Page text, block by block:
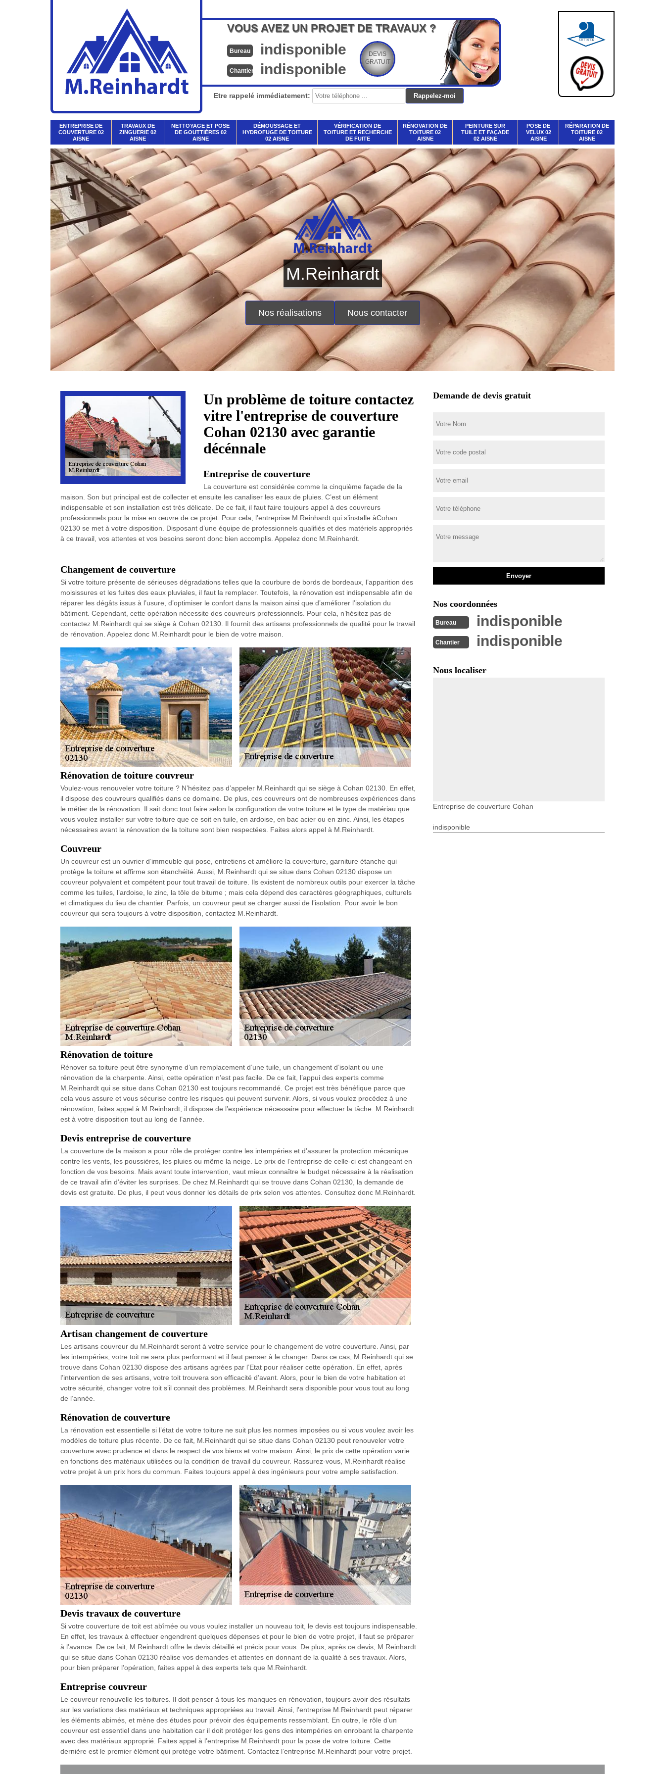
VOUS AVEZ UN PROJET DE TRAVAUX ?
Bureau indisponible
Chantier indisponible
DEVIS
GRATUIT
Etre rappelé immédiatement:
ENTREPRISE DE
COUVERTURE 02
AISNE
TRAVAUX DE
ZINGUERIE 02
AISNE
NETTOYAGE ET POSE
DE GOUTTIÈRES 02
AISNE
DÉMOUSSAGE ET
HYDROFUGE DE TOITURE
02 AISNE
VÉRIFICATION DE
TOITURE ET RECHERCHE
DE FUITE
RÉNOVATION DE
TOITURE 02
AISNE
PEINTURE SUR
TUILE ET FAÇADE
02 AISNE
POSE DE
VELUX 02
AISNE
RÉPARATION DE
TOITURE 02
AISNE
M.Reinhardt
Nos réalisations Nous contacter
Un problème de toiture contactez
vitre l'entreprise de couverture
Cohan 02130 avec garantie
décénnale
Entreprise de couverture
La couverture est considérée comme la cinquième façade de la
maison. Son but principal est de collecter et ensuite les canaliser les eaux de pluies. C’est un élément
indispensable et son installation est très délicate. De ce fait, il faut faire toujours appel à des couvreurs
professionnels pour la mise en œuvre de ce projet. Pour cela, l’entreprise M.Reinhardt qui s’installe àCohan
02130 se met à votre disposition. Disposant d’une équipe de professionnels qualifiés et des matériels appropriés
à ce travail, vos attentes et vos besoins seront donc bien accomplis. Appelez donc M.Reinhardt.
Changement de couverture
Si votre toiture présente de sérieuses dégradations telles que la courbure de bords de bordeaux, l’apparition des
moisissures et les fuites des eaux pluviales, il faut la remplacer. Toutefois, la rénovation est indispensable afin de
réparer les dégâts issus à l’usure, d’optimiser le confort dans la maison ainsi que d’améliorer l’isolation du
bâtiment. Cependant, cette opération nécessite des couvreurs professionnels. Pour cela, n’hésitez pas de
contactez M.Reinhardt qui se siège à Cohan 02130. Il fournit des artisans professionnels de qualité pour le travail
de rénovation. Appelez donc M.Reinhardt pour le bien de votre maison.
Rénovation de toiture couvreur
Voulez-vous renouveler votre toiture ? N’hésitez pas d’appeler M.Reinhardt qui se siège à Cohan 02130. En effet,
il dispose des couvreurs qualifiés dans ce domaine. De plus, ces couvreurs ont de nombreuses expériences dans
le métier de la rénovation. Il sait donc tout faire selon la configuration de votre toiture et le type de matériau que
vous voulez installer sur votre toiture que ce soit en tuile, en ardoise, en bac acier ou en zinc. Ainsi, les étapes
nécessaires avant la rénovation de la toiture sont bien respectées. Faites alors appel à M.Reinhardt.
Couvreur
Un couvreur est un ouvrier d’immeuble qui pose, entretiens et améliore la couverture, garniture étanche qui
protège la toiture et affirme son étanchéité. Aussi, M.Reinhardt qui se situe dans Cohan 02130 dispose un
couvreur polyvalent et compétent pour tout travail de toiture. Ils existent de nombreux outils pour exercer la tâche
comme les tuiles, l’ardoise, le zinc, la tôle de bitume ; mais cela dépend des caractères géographiques, culturels
et climatiques du lieu de chantier. Parfois, un couvreur peut se charger aussi de l’isolation. Pour avoir le bon
couvreur qui sera toujours à votre disposition, contactez M.Reinhardt.
Rénovation de toiture
Rénover sa toiture peut être synonyme d’un remplacement d’une tuile, un changement d’isolant ou une
rénovation de la charpente. Ainsi, cette opération n’est pas facile. De ce fait, l’appui des experts comme
M.Reinhardt qui se situe dans Cohan 02130 est toujours recommandé. Ce projet est très bénéfique parce que
cela vous assure et vous sécurise contre les risques qui peuvent survenir. Alors, si vous voulez procédez à une
rénovation, faites appel à M.Reinhardt, il dispose de l’expérience nécessaire pour effectuer la tâche. M.Reinhardt
est à votre disposition tout au long de l’année.
Devis entreprise de couverture
La couverture de la maison a pour rôle de protéger contre les intempéries et d’assurer la protection mécanique
contre les vents, les poussières, les pluies ou même la neige. Le prix de l’entreprise de celle-ci est changeant en
fonction de vos besoins. Mais avant toute intervention, vaut mieux connaître le budget nécessaire à la réalisation
de ce travail afin d’éviter les surprises. De chez M.Reinhardt qui se trouve dans Cohan 02130, la demande de
devis est gratuite. De plus, il peut vous donner les détails de prix selon vos attentes. Consultez donc M.Reinhardt.
Artisan changement de couverture
Les artisans couvreur du M.Reinhardt seront à votre service pour le changement de votre couverture. Ainsi, par
les intempéries, votre toit ne sera plus performant et il faut penser à le changer. Dans ce cas, M.Reinhardt qui se
trouve dans Cohan 02130 dispose des artisans agrées par l’Etat pour réaliser cette opération. En effet, après
l’intervention de ses artisans, votre toit trouvera son efficacité d’avant. Alors, pour le bien de votre habitation et
votre sécurité, changer votre toit s’il connait des problèmes. M.Reinhardt sera disponible pour vous tout au long
de l’année.
Rénovation de couverture
La rénovation est essentielle si l’état de votre toiture ne suit plus les normes imposées ou si vous voulez avoir les
modèles de toiture plus récente. De ce fait, M.Reinhardt qui se situe dans Cohan 02130 peut renouveler votre
couverture avec prudence et dans le respect de vos biens et votre maison. Ainsi, le prix de cette opération varie
en fonctions des matériaux utilisées ou la condition de travail du couvreur. Rassurez-vous, M.Reinhardt réalise
votre projet à un prix hors du commun. Faites toujours appel à des ingénieurs pour votre ample satisfaction.
Devis travaux de couverture
Si votre couverture de toit est abîmée ou vous voulez installer un nouveau toit, le devis est toujours indispensable.
En effet, les travaux à effectuer engendrent quelques dépenses et pour le bien de votre projet, il faut se préparer
à l’avance. De ce fait, M.Reinhardt offre le devis détaillé et précis pour vous. De plus, après ce devis, M.Reinhardt
qui se situe dans Cohan 02130 réalise vos demandes et attentes en donnant de la qualité à ses travaux. Alors,
pour bien préparer l’opération, faites appel à des experts tels que M.Reinhardt.
Entreprise couvreur
Le couvreur renouvelle les toitures. Il doit penser à tous les manques en rénovation, toujours avoir des résultats
sur les variations des matériaux et techniques appropriées au travail. Ainsi, l’entreprise M.Reinhardt peut réparer
les éléments abimés, et mène des études pour prévoir des équipements ressemblant. En outre, le rôle d’un
couvreur est essentiel dans une habitation car il doit protéger les gens des intempéries en enrobant la charpente
avec des matériaux approprié. Faites appel à l’entreprise M.Reinhardt pour la pose de votre toiture. Cette
dernière est le premier élément qui protège votre bâtiment. Contactez l’entreprise M.Reinhardt pour votre projet.
Demande de devis gratuit
Nos coordonnées
Bureau indisponible
Chantier indisponible
Nous localiser
Entreprise de couverture Cohan
indisponible